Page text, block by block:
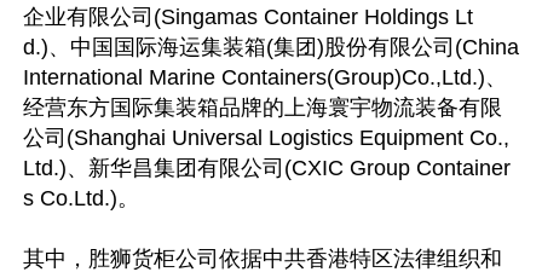
企业有限公司(Singamas Container Holdings Lt
d.)、中国国际海运集装箱(集团)股份有限公司(China
International Marine Containers(Group)Co.,Ltd.)、
经营东方国际集装箱品牌的上海寰宇物流装备有限
公司(Shanghai Universal Logistics Equipment Co.,
Ltd.)、新华昌集团有限公司(CXIC Group Container
s Co.Ltd.)。
其中，胜狮货柜公司依据中共香港特区法律组织和